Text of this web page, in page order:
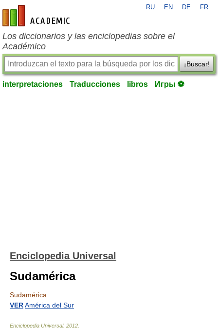
es-academic.com
RU EN DE FR
Los diccionarios y las enciclopedias sobre el
Académico
¡Buscar!
interpretaciones Traducciones libros Игры ⚽
Enciclopedia Universal
Sudamérica
Sudamérica
VERAmérica del Sur
Enciclopedia Universal. 2012